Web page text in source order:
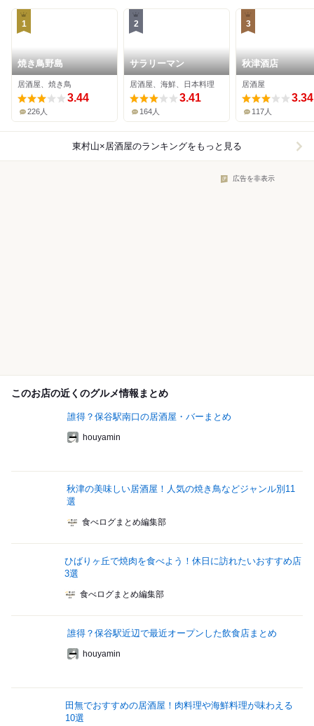
1
焼き鳥野島
居酒屋、焼き鳥
3.44
226人
2
サラリーマン
居酒屋、海鮮、日本料理
3.41
164人
3
秋津酒店
居酒屋
3.34
117人
東村山×居酒屋のランキングをもっと見る
広告を非表示
このお店の近くのグルメ情報まとめ
誰得？保谷駅南口の居酒屋・バーまとめ
houyamin
秋津の美味しい居酒屋！人気の焼き鳥などジャンル別11
選
食べログまとめ編集部
ひばりヶ丘で焼肉を食べよう！休日に訪れたいおすすめ店
3選
食べログまとめ編集部
誰得？保谷駅近辺で最近オープンした飲食店まとめ
houyamin
田無でおすすめの居酒屋！肉料理や海鮮料理が味わえる
10選